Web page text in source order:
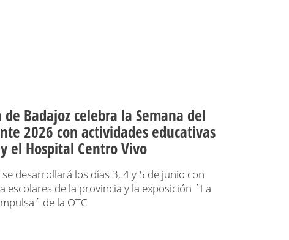
Badajoz celebra la Semana del
2026 con actividades educativas
el Hospital Centro Vivo
desarrollará los días 3, 4 y 5 de junio con
escolares de la provincia y la exposición ´La
de la OTC